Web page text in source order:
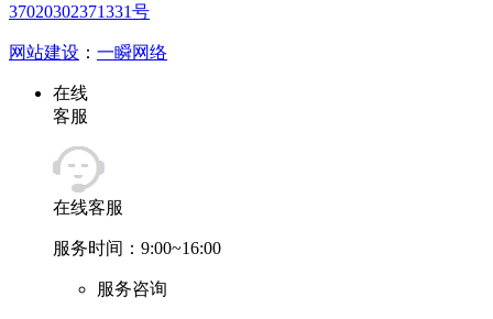
37020302371331号
网站建设 ： 一瞬网络
在线
客服
在线客服
服务时间：9:00~16:00
服务咨询